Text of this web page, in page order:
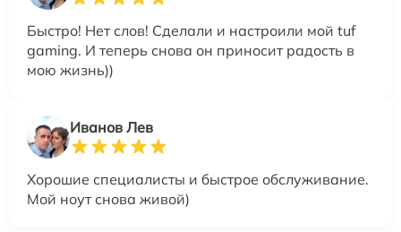
Быстро! Нет слов! Сделали и настроили мой tuf
gaming. И теперь снова он приносит радость в
мою жизнь))
Иванов Лев
Хорошие специалисты и быстрое обслуживание.
Мой ноут снова живой)